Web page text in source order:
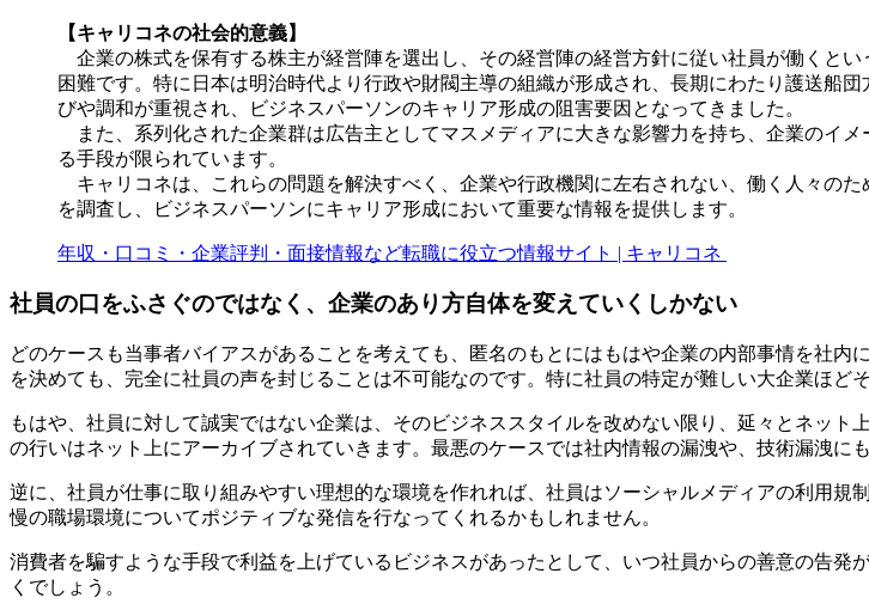
【キャリコネの社会的意義】
企業の株式を保有する株主が経営陣を選出し、その経営陣の経営方針に従い社員が働くと
困難です。特に日本は明治時代より行政や財閥主導の組織が形成され、長期にわたり護送船
びや調和が重視され、ビジネスパーソンのキャリア形成の阻害要因となってきました。
また、系列化された企業群は広告主としてマスメディアに大きな影響力を持ち、企業のイ
る手段が限られています。
キャリコネは、これらの問題を解決すべく、企業や行政機関に左右されない、働く人々の
を調査し、ビジネスパーソンにキャリア形成において重要な情報を提供します。
年収・口コミ・企業評判・面接情報など転職に役立つ情報サイト | キャリコネ
社員の口をふさぐのではなく、企業のあり方自体を変えていくしかない
どのケースも当事者バイアスがあることを考えても、匿名のもとにはもはや企業の内部事情を社
を決めても、完全に社員の声を封じることは不可能なのです。特に社員の特定が難しい大企業ほど
もはや、社員に対して誠実ではない企業は、そのビジネススタイルを改めない限り、延々とネッ
の行いはネット上にアーカイブされていきます。最悪のケースでは社内情報の漏洩や、技術漏洩に
逆に、社員が仕事に取り組みやすい理想的な環境を作れれば、社員はソーシャルメディアの利用
慢の職場環境についてポジティブな発信を行なってくれるかもしれません。
消費者を騙すような手段で利益を上げているビジネスがあったとして、いつ社員からの善意の告
くでしょう。